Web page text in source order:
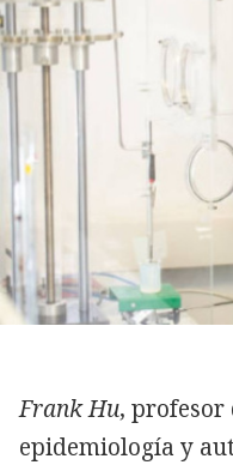
Frank Hu,
epidemiología y